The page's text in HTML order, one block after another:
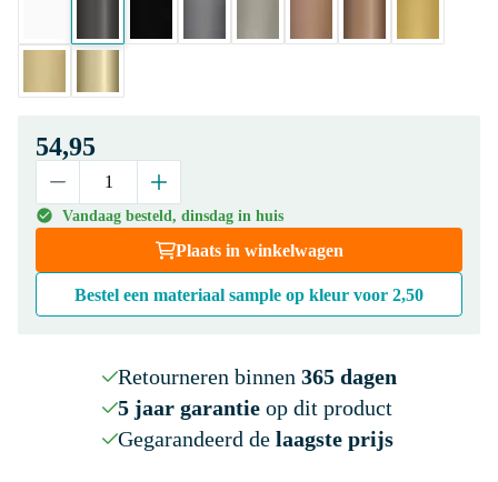
54,95
Vandaag besteld, dinsdag in huis
Plaats in winkelwagen
Bestel een materiaal sample op kleur voor 2,50
Retourneren binnen 365 dagen
5 jaar garantieop dit product
Gegarandeerd de laagste prijs